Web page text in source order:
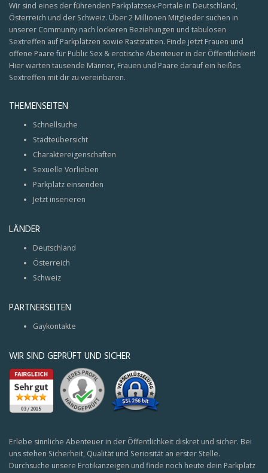
Wir sind eines der führenden Parkplatzsex-Portale in Deutschland,
Österreich und der Schweiz. Über 2 Millionen Mitglieder suchen in
unserer Community nach lockeren Beziehungen und tabulosen
Sextreffen auf Parkplätzen sowie Raststätten. Finde jetzt Frauen und
offene Paare für Public Sex & erotische Abenteuer in der Öffentlichkeit!
Hier warten tausende Männer, Frauen und Paare darauf ein heißes
Sextreffen mit dir zu vereinbaren.
THEMENSEITEN
Schnellsuche
Städteübersicht
Charaktereigenschaften
Sexuelle Vorlieben
Parkplatz einsenden
Jetzt inserieren
LÄNDER
Deutschland
Österreich
Schweiz
PARTNERSEITEN
Gaykontakte
WIR SIND GEPRÜFT UND SICHER
Erlebe sinnliche Abenteuer in der Öffentlichkeit diskret und sicher. Bei
uns stehen Sicherheit, Qualität und Seriosität an erster Stelle.
Durchsuche unsere Erotikanzeigen und finde noch heute dein Parkplatz